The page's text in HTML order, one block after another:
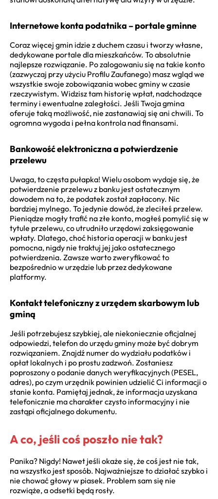
Internetowe konta podatnika – portale gminne
Coraz więcej gmin idzie z duchem czasu i tworzy własne,
dedykowane portale dla mieszkańców. To absolutnie
najlepsze rozwiązanie. Po zalogowaniu się na takie konto
(zazwyczaj przy użyciu Profilu Zaufanego) masz wgląd we
wszystkie swoje zobowiązania wobec gminy w czasie
rzeczywistym. Widzisz tam historię wpłat, nadchodzące
terminy i ewentualne zaległości. Jeśli Twoja gmina
oferuje taką możliwość, nie zastanawiaj się ani chwili. To
ogromna wygoda i pełna kontrola nad finansami.
Bankowość elektroniczna a potwierdzenie
przelewu
Uwaga, to częsta pułapka! Wielu osobom wydaje się, że
potwierdzenie przelewu z banku jest ostatecznym
dowodem na to, że podatek został zapłacony. Nic
bardziej mylnego. To jedynie dowód, że zleciłeś przelew.
Pieniądze mogły trafić na złe konto, mogłeś pomylić się w
tytule przelewu, co utrudniło urzędowi zaksięgowanie
wpłaty. Dlatego, choć historia operacji w banku jest
pomocna, nigdy nie traktuj jej jako ostatecznego
potwierdzenia. Zawsze warto zweryfikować to
bezpośrednio w urzędzie lub przez dedykowane
platformy.
Kontakt telefoniczny z urzędem skarbowym lub
gminą
Jeśli potrzebujesz szybkiej, ale niekoniecznie oficjalnej
odpowiedzi, telefon do urzędu gminy może być dobrym
rozwiązaniem. Znajdź numer do wydziału podatków i
opłat lokalnych i po prostu zadzwoń. Zostaniesz
poproszony o podanie danych weryfikacyjnych (PESEL,
adres), po czym urzędnik powinien udzielić Ci informacji o
stanie konta. Pamiętaj jednak, że informacja uzyskana
telefonicznie ma charakter czysto informacyjny i nie
zastąpi oficjalnego dokumentu.
A co, jeśli coś poszło nie tak?
Panika? Nigdy! Nawet jeśli okaże się, że coś jest nie tak,
na wszystko jest sposób. Najważniejsze to działać szybko i
nie chować głowy w piasek. Problem sam się nie
rozwiąże, a odsetki będą rosły.